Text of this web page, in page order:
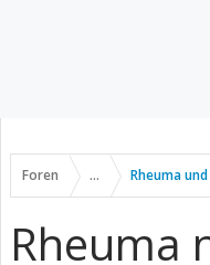
Foren ... Rheuma
Rheuma